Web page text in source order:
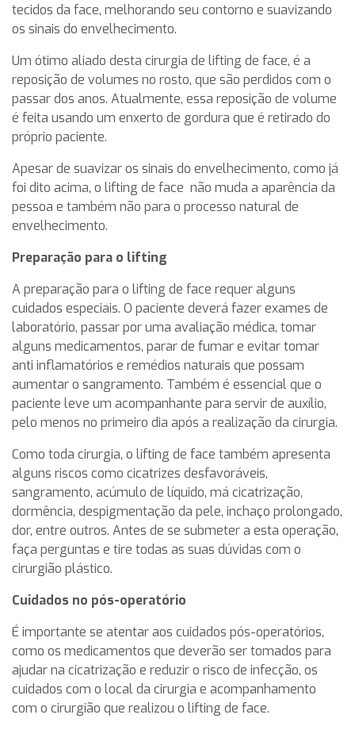
tecidos da face, melhorando seu contorno e suavizando
os sinais do envelhecimento.
Um ótimo aliado desta cirurgia de lifting de face, é a
reposição de volumes no rosto, que são perdidos com o
passar dos anos. Atualmente, essa reposição de volume
é feita usando um enxerto de gordura que é retirado do
próprio paciente.
Apesar de suavizar os sinais do envelhecimento, como já
foi dito acima, o lifting de face não muda a aparência da
pessoa e também não para o processo natural de
envelhecimento.
Preparação para o lifting
A preparação para o lifting de face requer alguns
cuidados especiais. O paciente deverá fazer exames de
laboratório, passar por uma avaliação médica, tomar
alguns medicamentos, parar de fumar e evitar tomar
anti inflamatórios e remédios naturais que possam
aumentar o sangramento. Também é essencial que o
paciente leve um acompanhante para servir de auxílio,
pelo menos no primeiro dia após a realização da cirurgia.
Como toda cirurgia, o lifting de face também apresenta
alguns riscos como cicatrizes desfavoráveis,
sangramento, acúmulo de líquido, má cicatrização,
dormência, despigmentação da pele, inchaço prolongado,
dor, entre outros. Antes de se submeter a esta operação,
faça perguntas e tire todas as suas dúvidas com o
cirurgião plástico.
Cuidados no pós-operatório
É importante se atentar aos cuidados pós-operatórios,
como os medicamentos que deverão ser tomados para
ajudar na cicatrização e reduzir o risco de infecção, os
cuidados com o local da cirurgia e acompanhamento
com o cirurgião que realizou o lifting de face.